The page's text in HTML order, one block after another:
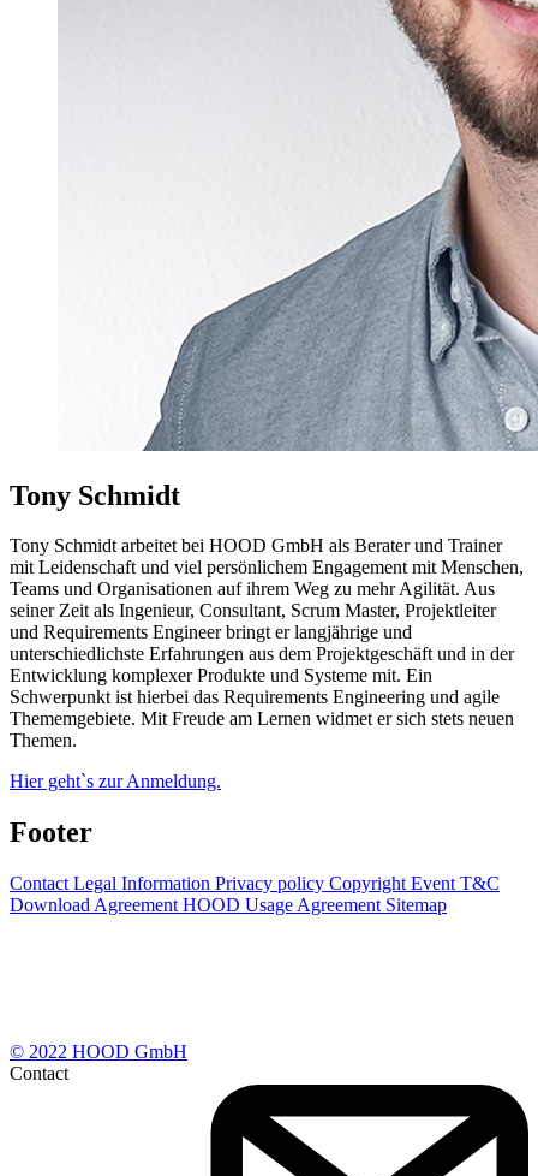
Tony Schmidt
Tony Schmidt arbeitet bei HOOD GmbH als Berater und Trainer
mit Leidenschaft und viel persönlichem Engagement mit Menschen,
Teams und Organisationen auf ihrem Weg zu mehr Agilität. Aus
seiner Zeit als Ingenieur, Consultant, Scrum Master, Projektleiter
und Requirements Engineer bringt er langjährige und
unterschiedlichste Erfahrungen aus dem Projektgeschäft und in der
Entwicklung komplexer Produkte und Systeme mit. Ein
Schwerpunkt ist hierbei das Requirements Engineering und agile
Thememgebiete. Mit Freude am Lernen widmet er sich stets neuen
Themen.
Hier geht`s zur Anmeldung.
Footer
Contact Legal Information Privacy policy Copyright Event T&C
Download Agreement HOOD Usage Agreement Sitemap
© 2022 HOOD GmbH
Contact